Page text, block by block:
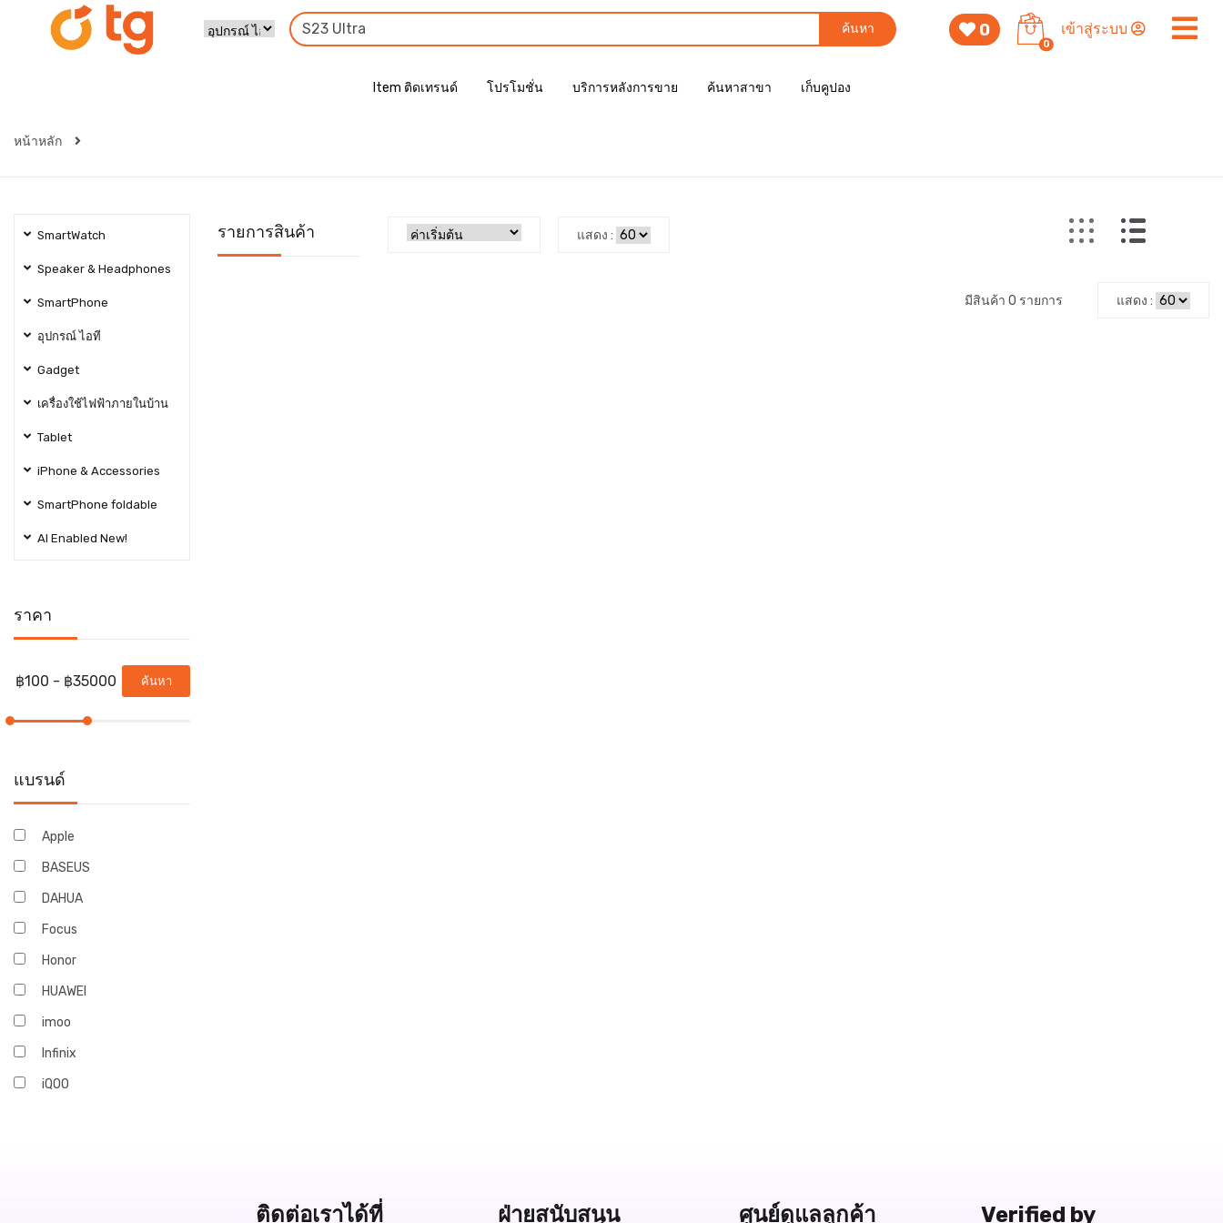
ค้นหา 0
0
เข้าสู่ระบบ
Item ติดเทรนด์ โปรโมชั่น บริการหลังการขาย ค้นหาสาขา เก็บคูปอง
หน้าหลัก
SmartWatch
Speaker & Headphones
SmartPhone
อุปกรณ์ ไอที
Gadget
เครื่องใช้ไฟฟ้าภายในบ้าน
Tablet
iPhone & Accessories
SmartPhone foldable
AI Enabled New!
ราคา
ค้นหา
แบรนด์
Apple
BASEUS
DAHUA
Focus
Honor
HUAWEI
imoo
Infinix
iQOO
รายการสินค้า แสดง :
มีสินค้า 0 รายการ แสดง :
ติดต่อเราได้ที่ ฝ่ายสนับสนุน ศูนย์ดูแลลูกค้า Verified by